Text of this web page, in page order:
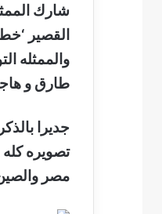
شارك
القصير
والممثله
طارق و
جديرا
تصويره كله
مصر